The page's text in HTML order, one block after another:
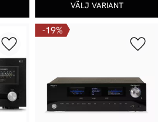
Lägg till i favoriter
19%
Lägg